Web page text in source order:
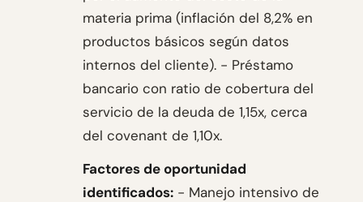
materia prima (inflación del 8,2% en
productos básicos según datos
internos del cliente). - Préstamo
bancario con ratio de cobertura del
servicio de la deuda de 1,15x, cerca
del covenant de 1,10x.
Factores de oportunidad
identificados: - Manejo intensivo de